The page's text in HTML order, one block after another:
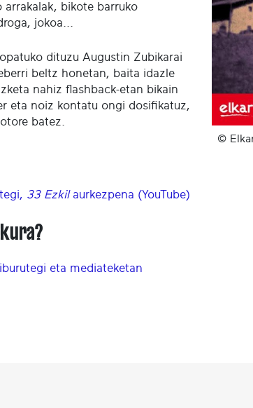
arrakalak, bikote barruko
jokoa...
dituzu Augustin Zubikarai
beltz honetan, baita idazle
nahiz flashback-etan bikain
eta noiz kontatu ongi dosifikatuz,
batez.
33 Ezkilaurkezpena (YouTube)
eta mediateketan
©